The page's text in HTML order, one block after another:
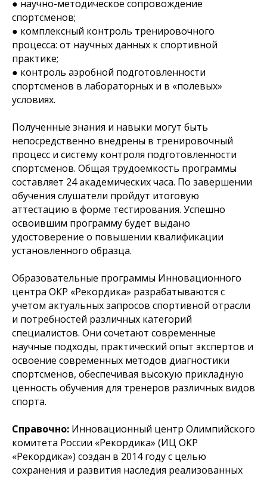
● научно-методическое сопровождение
спортсменов;
● комплексный контроль тренировочного
процесса: от научных данных к спортивной
практике;
● контроль аэробной подготовленности
спортсменов в лабораторных и в «полевых»
условиях.
Полученные знания и навыки могут быть
непосредственно внедрены в тренировочный
процесс и систему контроля подготовленности
спортсменов. Общая трудоемкость программы
составляет 24 академических часа. По завершении
обучения слушатели пройдут итоговую
аттестацию в форме тестирования. Успешно
освоившим программу будет выдано
удостоверение о повышении квалификации
установленного образца.
Образовательные программы Инновационного
центра ОКР «Рекордика» разрабатываются с
учетом актуальных запросов спортивной отрасли
и потребностей различных категорий
специалистов. Они сочетают современные
научные подходы, практический опыт экспертов и
освоение современных методов диагностики
спортсменов, обеспечивая высокую прикладную
ценность обучения для тренеров различных видов
спорта.
Справочно: Инновационный центр Олимпийского
комитета России «Рекордика» (ИЦ ОКР
«Рекордика») создан в 2014 году с целью
сохранения и развития наследия реализованных